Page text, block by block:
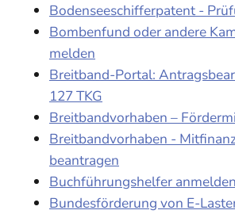
Bodenseeschifferpatent -
Bombenfund oder andere
melden
Breitband-Portal:
127 TKG
Breitbandvorhaben –
Breitbandvorhaben -
beantragen
Buchführungshelfer anmelden
Bundesförderung von E-